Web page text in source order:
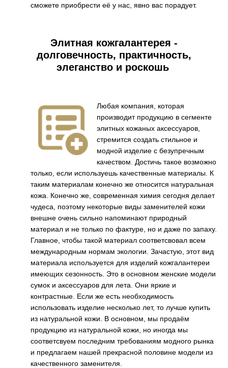
сможете приобрести её у нас, явно вас порадует.
Элитная кожгалантерея -
долговечность, практичность,
элеганство и роскошь
Любая компания, которая
производит продукцию в сегменте
элитных кожаных аксессуаров,
стремится создать стильное и
модной изделие с безупречным
качеством. Достичь такое возможно
только, если используешь качественные материалы. К
таким материалам конечно же относится натуральная
кожа. Конечно же, современная химия сегодня делает
чудеса, поэтому некоторые виды заменителей кожи
внешне очень сильно напоминают природный
материал и не только по фактуре, но и даже по запаху.
Главное, чтобы такой материал соответсвовал всем
международным нормам экологии. Зачастую, этот вид
материала используется для изделий кожгалантереи
имеющих сезонность. Это в основном женские модели
сумок и аксессуаров для лета. Они яркие и
контрастные. Если же есть необходимость
использовать изделие несколько лет, то лучше купить
из натуральной кожи. В основном, мы продаём
продукцию из натуральной кожи, но иногда мы
соответсвуем последним требованиям модного рынка
и предлагаем нашей прекрасной половине модели из
качественного заменителя.